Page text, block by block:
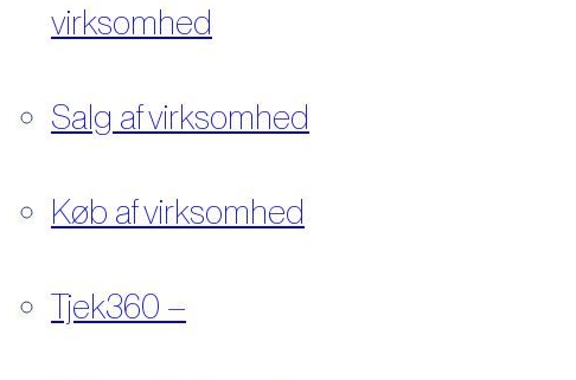
virksomhed
Salg af virksomhed
Køb af virksomhed
Tjek360 –